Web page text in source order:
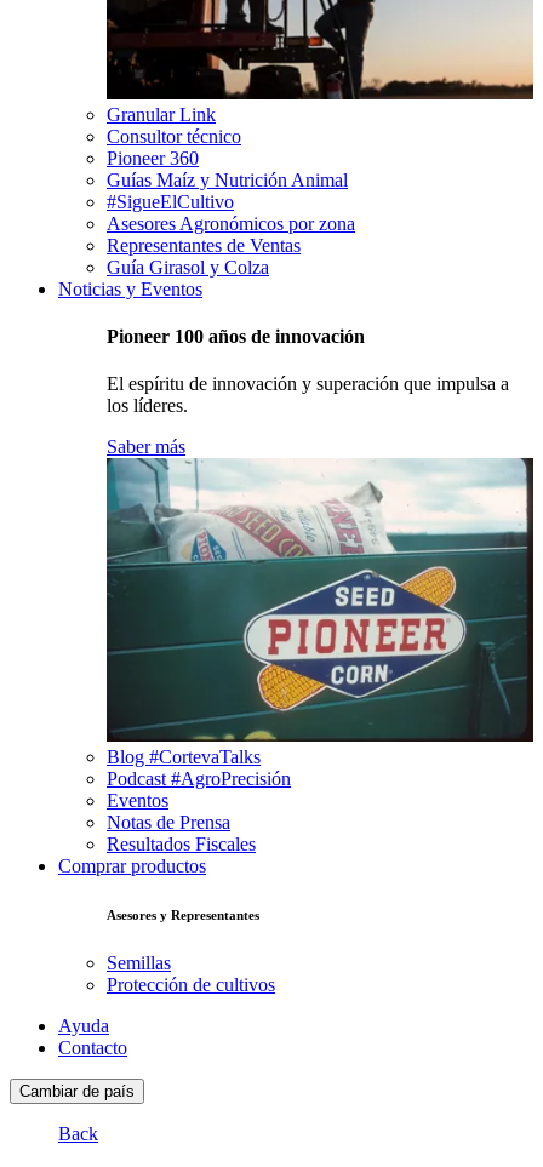
Granular Link
Consultor técnico
Pioneer 360
Guías Maíz y Nutrición Animal
#SigueElCultivo
Asesores Agronómicos por zona
Representantes de Ventas
Guía Girasol y Colza
Noticias y Eventos
Pioneer 100 años de innovación
El espíritu de innovación y superación que impulsa a
los líderes.
Saber más
Blog #CortevaTalks
Podcast #AgroPrecisión
Eventos
Notas de Prensa
Resultados Fiscales
Comprar productos
Asesores y Representantes
Semillas
Protección de cultivos
Ayuda
Contacto
Cambiar de país
Back